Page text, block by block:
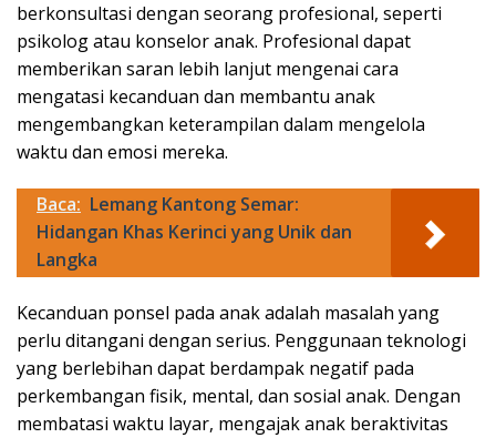
berkonsultasi dengan seorang profesional, seperti
psikolog atau konselor anak. Profesional dapat
memberikan saran lebih lanjut mengenai cara
mengatasi kecanduan dan membantu anak
mengembangkan keterampilan dalam mengelola
waktu dan emosi mereka.
Baca: Lemang Kantong Semar:
Hidangan Khas Kerinci yang Unik dan
Langka
Kecanduan ponsel pada anak adalah masalah yang
perlu ditangani dengan serius. Penggunaan teknologi
yang berlebihan dapat berdampak negatif pada
perkembangan fisik, mental, dan sosial anak. Dengan
membatasi waktu layar, mengajak anak beraktivitas